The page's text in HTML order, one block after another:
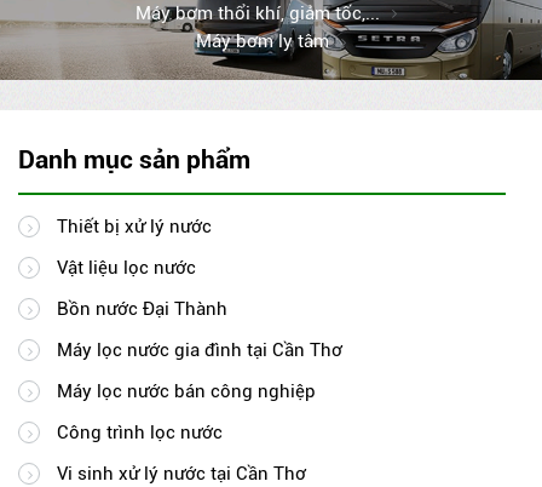
Máy bơm thổi khí, giảm tốc,...
Máy bơm ly tâm
Danh mục sản phẩm
Thiết bị xử lý nước
Vật liệu lọc nước
Bồn nước Đại Thành
Máy lọc nước gia đình tại Cần Thơ
Máy lọc nước bán công nghiệp
Công trình lọc nước
Vi sinh xử lý nước tại Cần Thơ